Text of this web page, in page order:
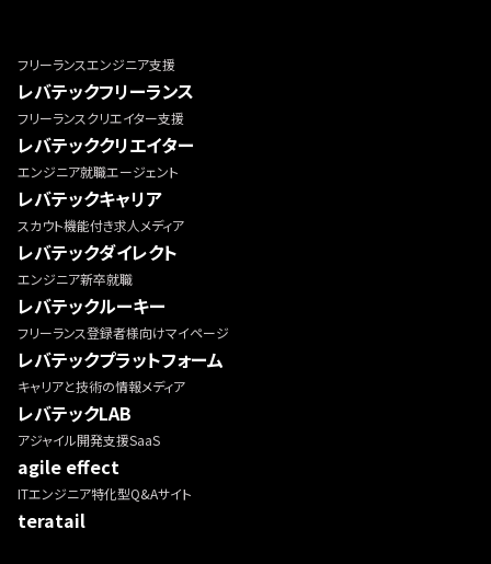
フリーランスエンジニア支援
レバテックフリーランス
フリーランスクリエイター支援
レバテッククリエイター
エンジニア就職エージェント
レバテックキャリア
スカウト機能付き求人メディア
レバテックダイレクト
エンジニア新卒就職
レバテックルーキー
フリーランス登録者様向けマイページ
レバテックプラットフォーム
キャリアと技術の情報メディア
レバテックLAB
アジャイル開発支援SaaS
agile effect
ITエンジニア特化型Q&Aサイト
teratail